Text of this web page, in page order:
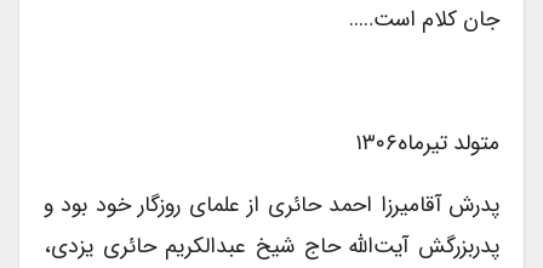
جان کلام است…..
متولد تیرماه۱۳۰۶
پدرش آقامیرزا احمد حائرى از علماى روزگار خود بود و
پدربزرگش آیت‌الله حاج شیخ عبدالکریم حائرى یزدى،